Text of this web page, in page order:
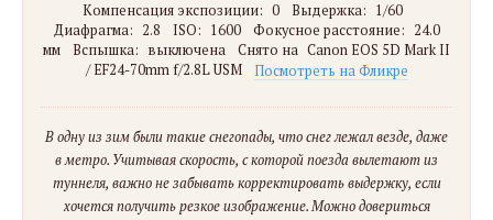
Компенсация экспозиции: 0 Выдержка: 1/60
Диафрагма: 2.8 ISO: 1600 Фокусное расстояние: 24.0
мм
Вспышка: выключена Снято на Canon EOS 5D Mark II
/ EF24-70mm f/2.8L USM
Посмотреть на Фликре
В одну из зим были такие снегопады, что снег лежал везде, даже
в метро. Учитывая скорость, с которой поезда вылетают из
туннеля, важно не забывать корректировать выдержку, если
хочется получить резкое изображение. Можно довериться